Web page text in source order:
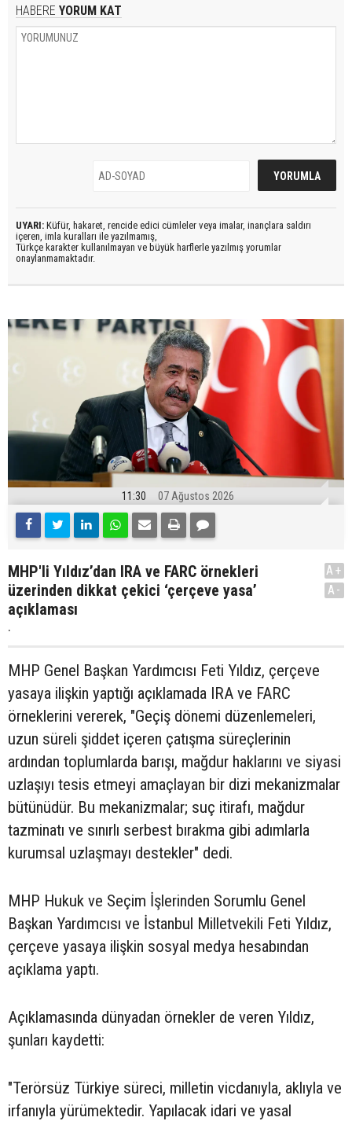
HABERE YORUM KAT
UYARI: Küfür, hakaret, rencide edici cümleler veya imalar, inançlara saldırı
içeren, imla kuralları ile yazılmamış,
Türkçe karakter kullanılmayan ve büyük harflerle yazılmış yorumlar
onaylanmamaktadır.
11:30 07 Ağustos 2026
MHP'li Yıldız’dan IRA ve FARC örnekleri
üzerinden dikkat çekici ‘çerçeve yasa’
açıklaması
.
A+
A-
MHP Genel Başkan Yardımcısı Feti Yıldız, çerçeve
yasaya ilişkin yaptığı açıklamada IRA ve FARC
örneklerini vererek, "Geçiş dönemi düzenlemeleri,
uzun süreli şiddet içeren çatışma süreçlerinin
ardından toplumlarda barışı, mağdur haklarını ve siyasi
uzlaşıyı tesis etmeyi amaçlayan bir dizi mekanizmalar
bütünüdür. Bu mekanizmalar; suç itirafı, mağdur
tazminatı ve sınırlı serbest bırakma gibi adımlarla
kurumsal uzlaşmayı destekler" dedi.
MHP Hukuk ve Seçim İşlerinden Sorumlu Genel
Başkan Yardımcısı ve İstanbul Milletvekili Feti Yıldız,
çerçeve yasaya ilişkin sosyal medya hesabından
açıklama yaptı.
Açıklamasında dünyadan örnekler de veren Yıldız,
şunları kaydetti:
"Terörsüz Türkiye süreci, milletin vicdanıyla, aklıyla ve
irfanıyla yürümektedir. Yapılacak idari ve yasal